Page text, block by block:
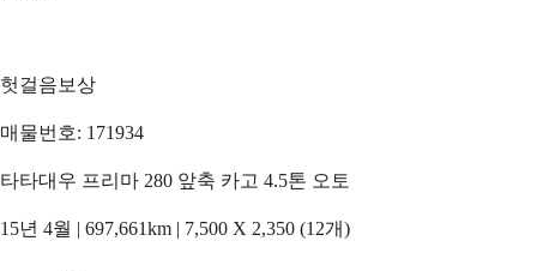
헛걸음보상
매물번호: 171934
타타대우 프리마 280 앞축 카고 4.5톤 오토
15년 4월 | 697,661km | 7,500 X 2,350 (12개)